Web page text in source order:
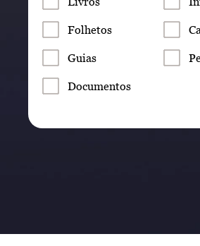
Folhetos
Guias
Documentos